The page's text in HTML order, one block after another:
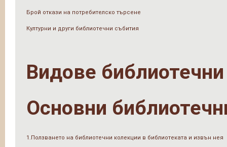
Брой откази на потребителско търсене
Културни и други библиотечни събития
Видове библиотечни
Основни
1.Ползването на библиотечни колекции в библиотеката и извън нея